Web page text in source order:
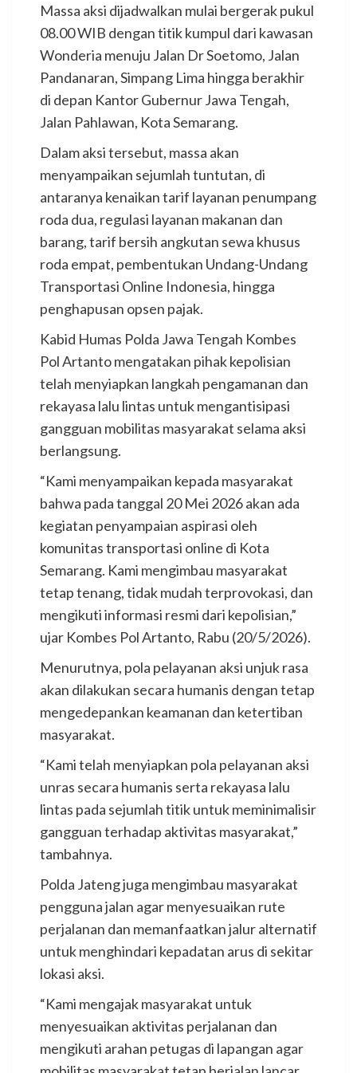
Massa aksi dijadwalkan mulai bergerak pukul
08.00 WIB dengan titik kumpul dari kawasan
Wonderia menuju Jalan Dr Soetomo, Jalan
Pandanaran, Simpang Lima hingga berakhir
di depan Kantor Gubernur Jawa Tengah,
Jalan Pahlawan, Kota Semarang.
Dalam aksi tersebut, massa akan
menyampaikan sejumlah tuntutan, di
antaranya kenaikan tarif layanan penumpang
roda dua, regulasi layanan makanan dan
barang, tarif bersih angkutan sewa khusus
roda empat, pembentukan Undang-Undang
Transportasi Online Indonesia, hingga
penghapusan opsen pajak.
Kabid Humas Polda Jawa Tengah Kombes
Pol Artanto mengatakan pihak kepolisian
telah menyiapkan langkah pengamanan dan
rekayasa lalu lintas untuk mengantisipasi
gangguan mobilitas masyarakat selama aksi
berlangsung.
“Kami menyampaikan kepada masyarakat
bahwa pada tanggal 20 Mei 2026 akan ada
kegiatan penyampaian aspirasi oleh
komunitas transportasi online di Kota
Semarang. Kami mengimbau masyarakat
tetap tenang, tidak mudah terprovokasi, dan
mengikuti informasi resmi dari kepolisian,”
ujar Kombes Pol Artanto, Rabu (20/5/2026).
Menurutnya, pola pelayanan aksi unjuk rasa
akan dilakukan secara humanis dengan tetap
mengedepankan keamanan dan ketertiban
masyarakat.
“Kami telah menyiapkan pola pelayanan aksi
unras secara humanis serta rekayasa lalu
lintas pada sejumlah titik untuk meminimalisir
gangguan terhadap aktivitas masyarakat,”
tambahnya.
Polda Jateng juga mengimbau masyarakat
pengguna jalan agar menyesuaikan rute
perjalanan dan memanfaatkan jalur alternatif
untuk menghindari kepadatan arus di sekitar
lokasi aksi.
“Kami mengajak masyarakat untuk
menyesuaikan aktivitas perjalanan dan
mengikuti arahan petugas di lapangan agar